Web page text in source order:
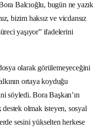
Balcıoğlu, bugün ne yazık
bizim haksız ve vicdansız
yaşıyor” ifadelerini
olarak görülemeyeceğini
ortaya koyduğu
söyledi. Bora Başkan’ın
destek olmak isteyen, sosyal
sesini yükselten herkese